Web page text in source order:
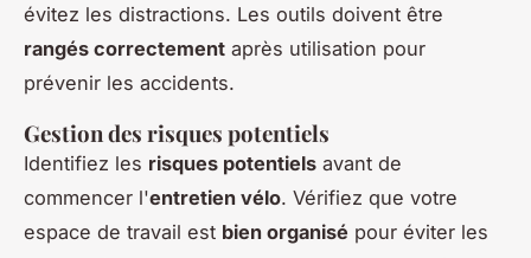
évitez les distractions. Les outils doivent être
rangés correctement après utilisation pour
prévenir les accidents.
Gestion des risques potentiels
Identifiez les risques potentiels avant de
commencer l'entretien vélo. Vérifiez que votre
espace de travail est bien organisé pour éviter les